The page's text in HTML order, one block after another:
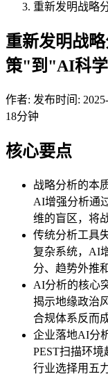
重新发明战略
重新发明战
策"到"AI科
作者: 发布时间:
18分钟
核心要点
战略分析的本
AI增强分析通
维的盲区，将
传统分析工具
复杂系统，AI
分、趋势外推
AI分析的核心
揭示地缘政治
合规体系反而
企业落地AI分
PEST扫描环境
行业选择用五